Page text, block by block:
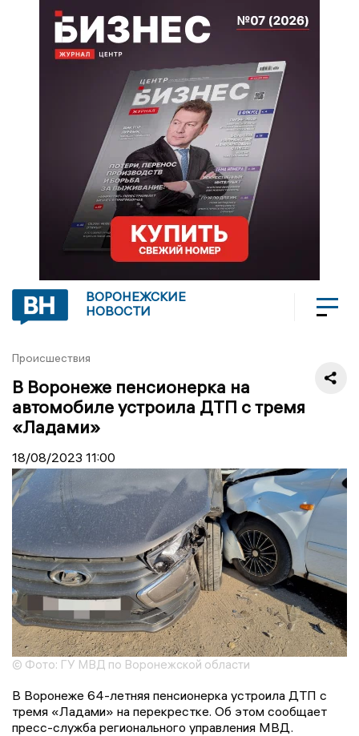
ВОРОНЕЖСКИЕ
НОВОСТИ
Происшествия
В Воронеже пенсионерка на
автомобиле устроила ДТП с тремя
«Ладами»
18/08/2023 11:00
© Фото: ГУ МВД по Воронежской области
В Воронеже 64-летняя пенсионерка устроила ДТП с
тремя «Ладами» на перекрестке. Об этом сообщает
пресс-служба регионального управления МВД.